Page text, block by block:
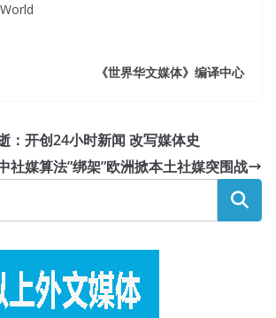
《世界华文媒体》编译中心
：开创24小时新闻 改写媒体史
社媒算法”绑架”欧洲掀本土社媒突围战